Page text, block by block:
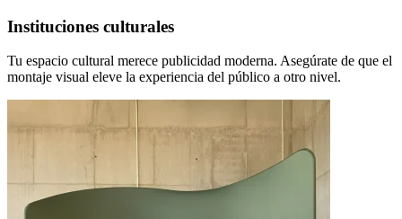
Instituciones culturales
Tu espacio cultural merece publicidad moderna. Asegúrate de que el
montaje visual eleve la experiencia del público a otro nivel.